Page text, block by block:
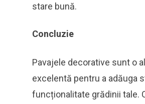
stare bună.
Concluzie
Pavajele decorative sunt o
excelentă pentru a adăuga
funcționalitate grădinii tale.